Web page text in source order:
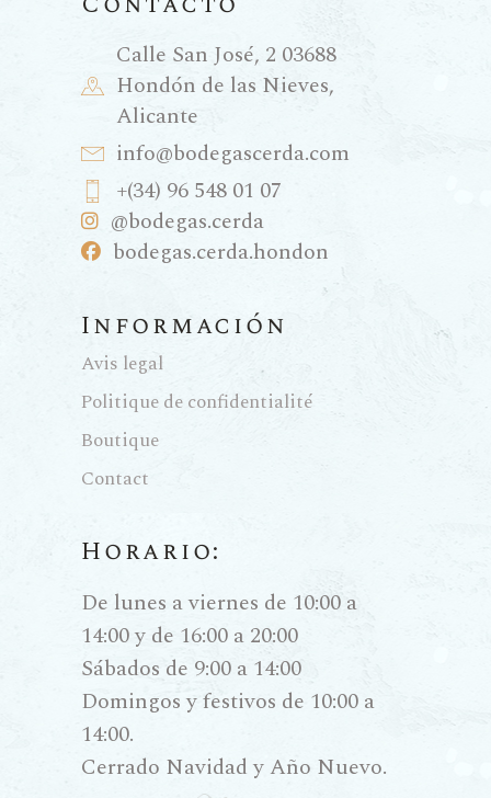
Calle San José, 2 03688
Hondón de las Nieves,
Alicante
info@bodegascerda.com
+(34) 96 548 01 07
@bodegas.cerda
bodegas.cerda.hondon
Información
Avis legal
Politique de confidentialité
Boutique
Contact
Horario:
De lunes a viernes de 10:00 a
14:00 y de 16:00 a 20:00
Sábados de 9:00 a 14:00
Domingos y festivos de 10:00 a
14:00.
Cerrado Navidad y Año Nuevo.